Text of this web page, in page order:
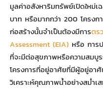
มูลค่าอสังหาริมทรัพย์เปิดใหม่
บาท หรือมากกว่า 200 โครงก
ก่อสร้างนั้นจำเป็นต้องมีการตร
Assessment (EIA) หรือ การ
ที่จะมีต่อสุขภาพหรือความสม
โครงการที่อยู่อาศัยที่มีผู้อยู่อา
วิเคราะห์คุณภาพน้ำอย่างสม่ำเ